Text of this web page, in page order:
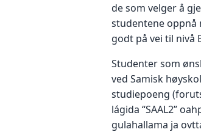
de som velger å
studentene oppnå
godt på vei til nivå
Studenter som
ved Samisk
studiepoeng
lágida “SAAL2”
gulahallama ja